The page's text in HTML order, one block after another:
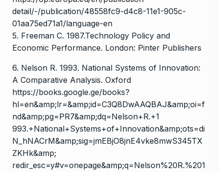
detail/-/publication/48558fc9-d4c8-11e1-905c-
01aa75ed71a1/language-en
5. Freeman C. 1987.Technology Policy and
Economic Performance. London: Pinter Publishers
6. Nelson R. 1993. National Systems of Innovation:
A Comparative Analysis. Oxford
https://books.google.ge/books?
hl=en&amp;lr=&amp;id=C3Q8DwAAQBAJ&amp;oi=f
nd&amp;pg=PR7&amp;dq=Nelson+R.+1
993.+National+Systems+of+Innovation&amp;ots=di
N_hNACrM&amp;sig=jmEBjO8jnE4vke8mwS345TX
ZKHk&amp;
redir_esc=y#v=onepage&amp;q=Nelson%20R.%201